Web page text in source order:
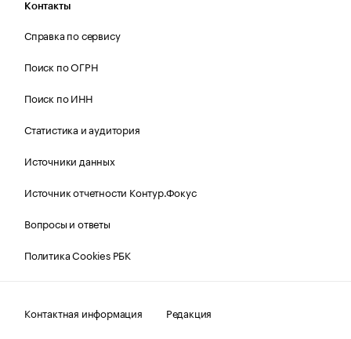
Контакты
Справка по сервису
Поиск по ОГРН
Поиск по ИНН
Статистика и аудитория
Источники данных
Источник отчетности Контур.Фокус
Вопросы и ответы
Политика Cookies РБК
Контактная информация
Редакция